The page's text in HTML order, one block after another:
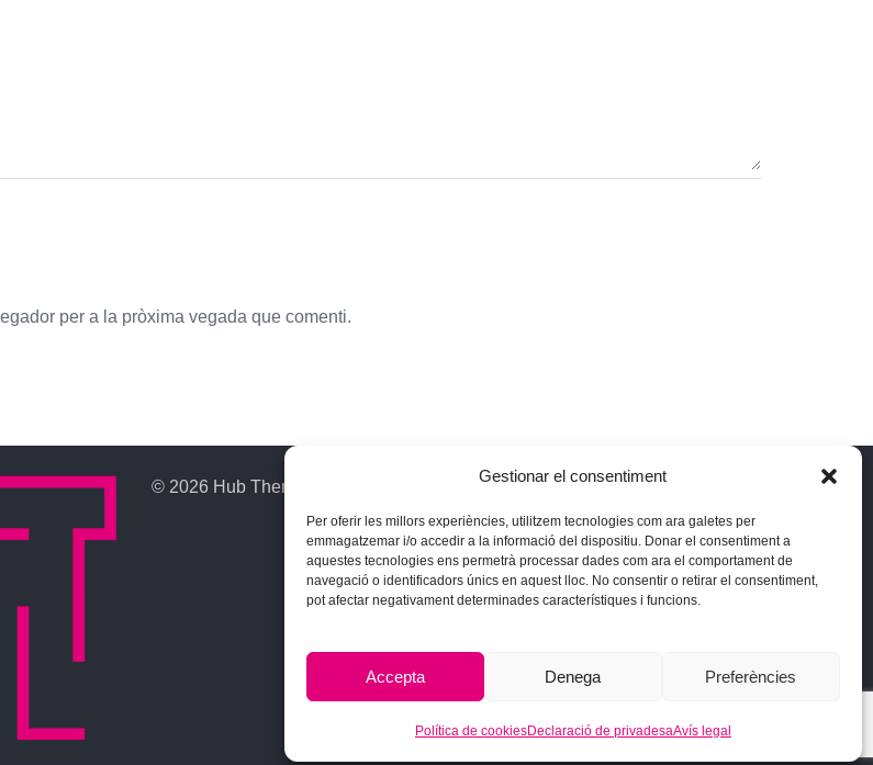
Gestionar el consentiment
Per oferir les millors experiències, utilitzem tecnologies com ara galetes per
emmagatzemar i/o accedir a la informació del dispositiu. Donar el consentiment a
aquestes tecnologies ens permetrà processar dades com ara el comportament de
navegació o identificadors únics en aquest lloc. No consentir o retirar el consentiment,
pot afectar negativament determinades característiques i funcions.
Accepta Denega Preferències
Política de cookiesDeclaració de privadesaAvís legal
per a la pròxima vegada que comenti.
© 2026 Hub Theme. All rights reserved.